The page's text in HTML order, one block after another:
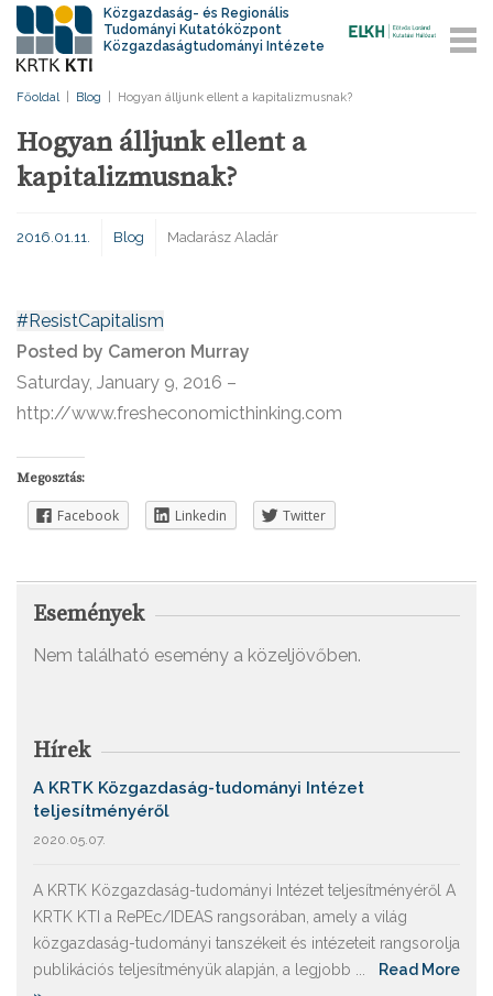
Közgazdaság- és Regionális
Tudományi Kutatóközpont
Közgazdaságtudományi Intézete
Főoldal Blog Hogyan álljunk ellent a kapitalizmusnak?
Hogyan álljunk ellent a
kapitalizmusnak?
2016.01.11. Blog Madarász Aladár
#ResistCapitalism
Posted by Cameron Murray
Saturday, January 9, 2016 –
http://www.fresheconomicthinking.com
Megosztás:
Facebook Linkedin Twitter
Események
Nem található esemény a közeljövőben.
Hírek
A KRTK Közgazdaság-tudományi Intézet
teljesítményéről
2020.05.07.
A KRTK Közgazdaság-tudományi Intézet teljesítményéről A
KRTK KTI a RePEc/IDEAS rangsorában, amely a világ
közgazdaság-tudományi tanszékeit és intézeteit rangsorolja
publikációs teljesítményük alapján, a legjobb ...
Read More